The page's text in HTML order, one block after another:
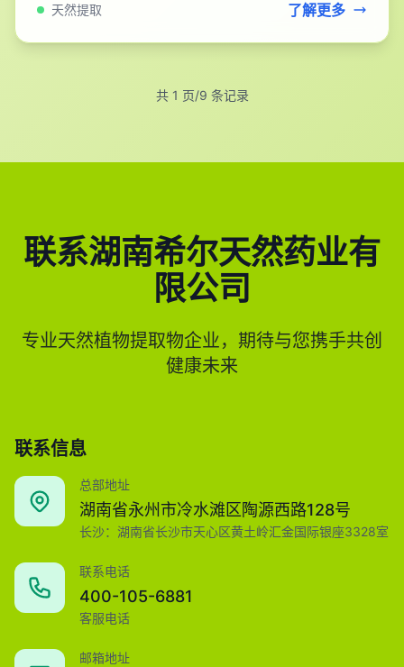
天然提取 了解更多
共 1 页/9 条记录
联系湖南希尔天然药业有
限公司
专业天然植物提取物企业，期待与您携手共创
健康未来
联系信息
总部地址
湖南省永州市冷水滩区陶源西路128号
长沙：湖南省长沙市天心区黄土岭汇金国际银座3328室
联系电话
400-105-6881
客服电话
邮箱地址